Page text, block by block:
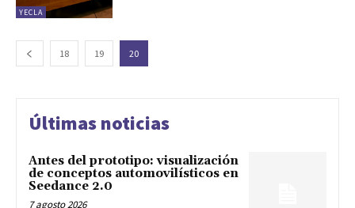
YECLA
18 19 20
Últimas noticias
Antes del prototipo: visualización
de conceptos automovilísticos en
Seedance 2.0
7 agosto 2026